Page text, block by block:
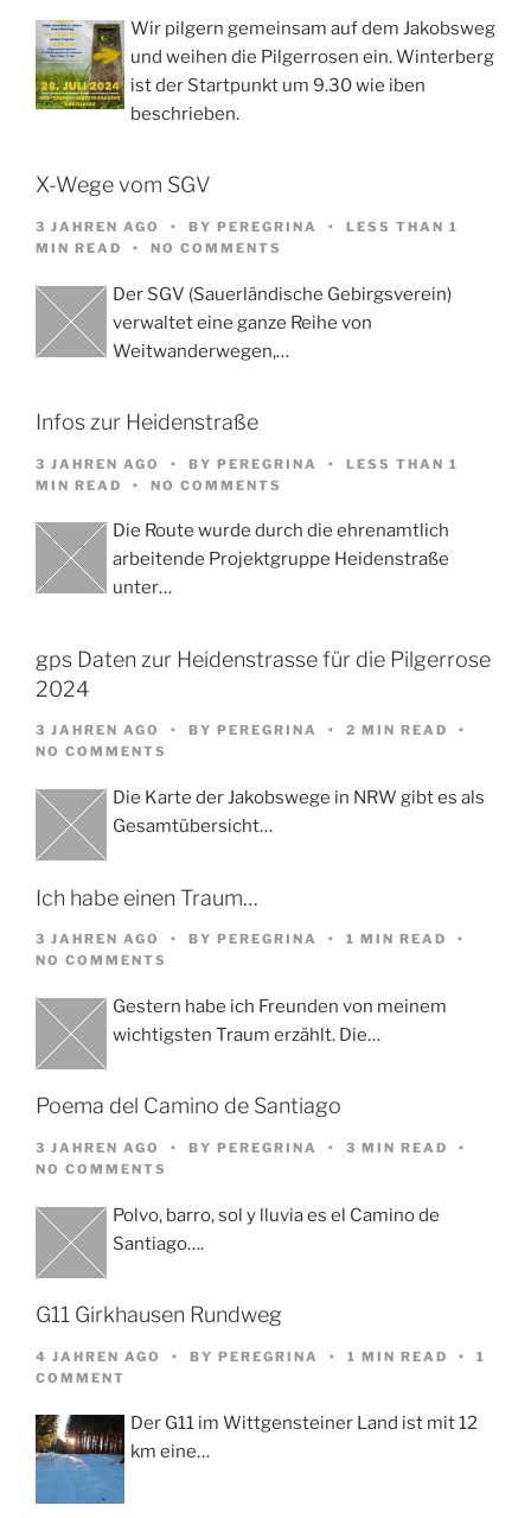
Wir pilgern gemeinsam auf dem Jakobsweg
und weihen die Pilgerrosen ein. Winterberg
ist der Startpunkt um 9.30 wie iben
beschrieben.
X-Wege vom SGV
3 JAHREN AGO BY PEREGRINA
LESS THAN 1
MIN READ
NO COMMENTS
Der SGV (Sauerländische Gebirgsverein)
verwaltet eine ganze Reihe von
Weitwanderwegen,…
Infos zur Heidenstraße
3 JAHREN AGO BY PEREGRINA
LESS THAN 1
MIN READ
NO COMMENTS
Die Route wurde durch die ehrenamtlich
arbeitende Projektgruppe Heidenstraße
unter…
gps Daten zur Heidenstrasse für die Pilgerrose
2024
3 JAHREN AGO BY PEREGRINA
2 MIN READ
NO COMMENTS
Die Karte der Jakobswege in NRW gibt es als
Gesamtübersicht…
Ich habe einen Traum…
3 JAHREN AGO BY PEREGRINA
1 MIN READ
NO COMMENTS
Gestern habe ich Freunden von meinem
wichtigsten Traum erzählt. Die…
Poema del Camino de Santiago
3 JAHREN AGO BY PEREGRINA
3 MIN READ
NO COMMENTS
Polvo, barro, sol y lluvia es el Camino de
Santiago….
G11 Girkhausen Rundweg
4 JAHREN AGO BY PEREGRINA 1 MIN READ
1
COMMENT
Der G11 im Wittgensteiner Land ist mit 12
km eine…